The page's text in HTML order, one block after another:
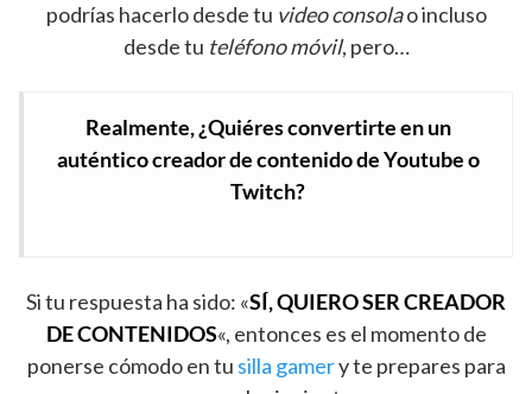
podrías hacerlo desde tu video consolao incluso
desde tu teléfono móvil, pero…
Realmente, ¿Quiéres convertirte en un
auténtico creador de contenido de Youtube o
Twitch?
Si tu respuesta ha sido: «SÍ, QUIERO SER CREADOR
DE CONTENIDOS«, entonces es el momento de
ponerse cómodo en tu silla gamery te prepares para